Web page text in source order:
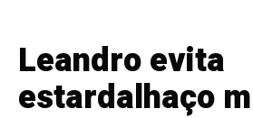
Leandro evita
estardalhaço